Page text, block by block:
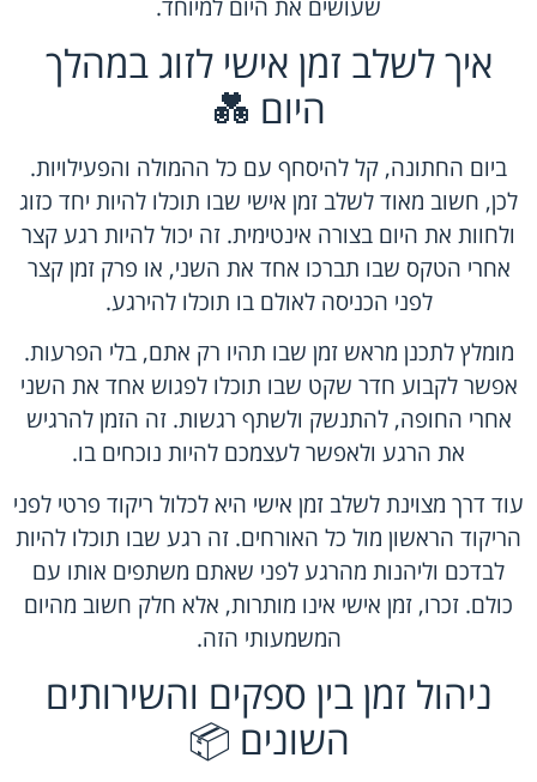
שעושים את היום למיוחד.
איך לשלב זמן אישי לזוג במהלך
היום 💑
ביום החתונה, קל להיסחף עם כל ההמולה והפעילויות.
לכן, חשוב מאוד לשלב זמן אישי שבו תוכלו להיות יחד כזוג
ולחוות את היום בצורה אינטימית. זה יכול להיות רגע קצר
אחרי הטקס שבו תברכו אחד את השני, או פרק זמן קצר
לפני הכניסה לאולם בו תוכלו להירגע.
מומלץ לתכנן מראש זמן שבו תהיו רק אתם, בלי הפרעות.
אפשר לקבוע חדר שקט שבו תוכלו לפגוש אחד את השני
אחרי החופה, להתנשק ולשתף רגשות. זה הזמן להרגיש
את הרגע ולאפשר לעצמכם להיות נוכחים בו.
עוד דרך מצוינת לשלב זמן אישי היא לכלול ריקוד פרטי לפני
הריקוד הראשון מול כל האורחים. זה רגע שבו תוכלו להיות
לבדכם וליהנות מהרגע לפני שאתם משתפים אותו עם
כולם. זכרו, זמן אישי אינו מותרות, אלא חלק חשוב מהיום
המשמעותי הזה.
ניהול זמן בין ספקים והשירותים
השונים 📦